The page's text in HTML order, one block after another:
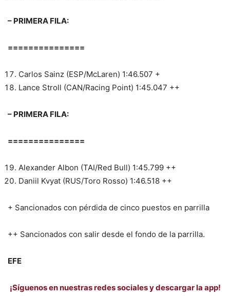
– PRIMERA FILA:
===============
Carlos Sainz (ESP/McLaren) 1:46.507 +
Lance Stroll (CAN/Racing Point) 1:45.047 ++
– PRIMERA FILA:
===============
Alexander Albon (TAI/Red Bull) 1:45.799 ++
Daniil Kvyat (RUS/Toro Rosso) 1:46.518 ++
+ Sancionados con pérdida de cinco puestos en parrilla
++ Sancionados con salir desde el fondo de la parrilla.
EFE
¡Síguenos en nuestras redes sociales y descargar la app!